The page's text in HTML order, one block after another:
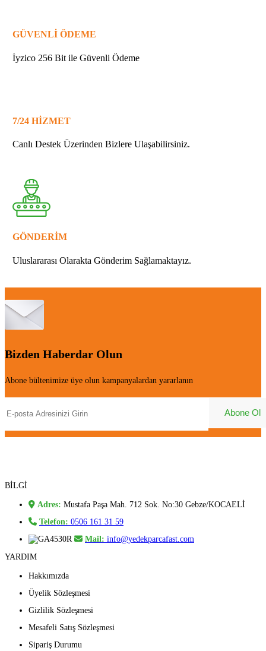
GÜVENLİ ÖDEME
İyzico 256 Bit ile Güvenli Ödeme
7/24 HİZMET
Canlı Destek Üzerinden Bizlere Ulaşabilirsiniz.
GÖNDERİM
Uluslararası Olarakta Gönderim Sağlamaktayız.
Bizden Haberdar Olun
Abone bültenimize üye olun kampanyalardan yararlanın
BİLGİ
Adres: Mustafa Paşa Mah. 712 Sok. No:30 Gebze/KOCAELİ
Telefon: 0506 161 31 59
Mail: info@yedekparcafast.com
YARDIM
Hakkımızda
Üyelik Sözleşmesi
Gizlilik Sözleşmesi
Mesafeli Satış Sözleşmesi
Sipariş Durumu